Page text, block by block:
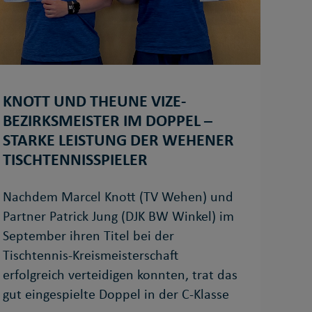
KNOTT UND THEUNE VIZE-
BEZIRKSMEISTER IM DOPPEL –
STARKE LEISTUNG DER WEHENER
TISCHTENNISSPIELER
Nachdem Marcel Knott (TV Wehen) und
Partner Patrick Jung (DJK BW Winkel) im
September ihren Titel bei der
Tischtennis-Kreismeisterschaft
erfolgreich verteidigen konnten, trat das
gut eingespielte Doppel in der C-Klasse